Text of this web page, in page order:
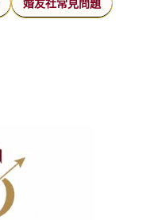
婚友社常見問題